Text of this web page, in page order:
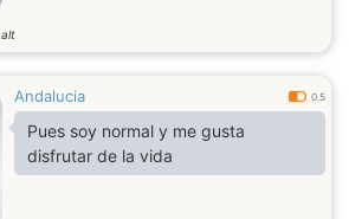
Andalucia 0.5
Pues soy normal y me gusta
disfrutar de la vida